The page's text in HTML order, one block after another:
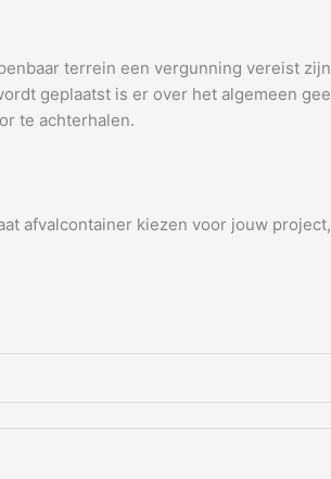
terrein een vergunning vereist
geplaatst is er over het algemeen
te achterhalen.
afvalcontainer kiezen voor jouw